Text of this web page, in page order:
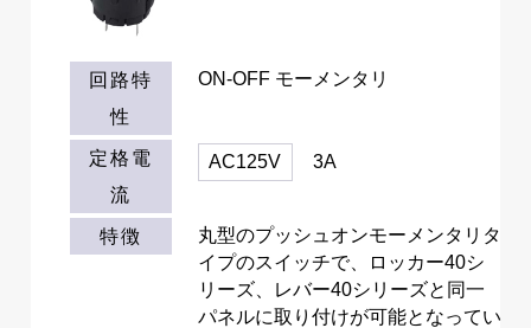
回路特
性
ON-OFF モーメンタリ
定格電
流
AC125V 3A
特徴
丸型のプッシュオンモーメンタリタ
イプのスイッチで、ロッカー40シ
リーズ、レバー40シリーズと同一
パネルに取り付けが可能となってい